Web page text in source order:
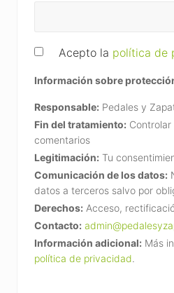
Acepto la política de
Información sobre
Responsable: Pedales y
Fin del tratamiento:
comentarios
Legitimación: Tu
Comunicación de los datos:
datos a terceros salvo por
Derechos: Acceso,
Contacto:
Información adicional: Más
política de privacidad.